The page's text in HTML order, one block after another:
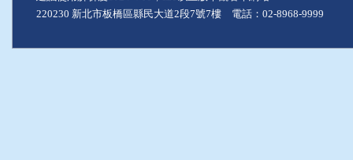
220230 新北市板橋區縣民大道2段7號7樓 電話：02-8968-9999